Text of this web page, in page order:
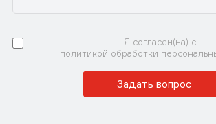
Я согласен(на) с
политикой обработки
Задать вопрос